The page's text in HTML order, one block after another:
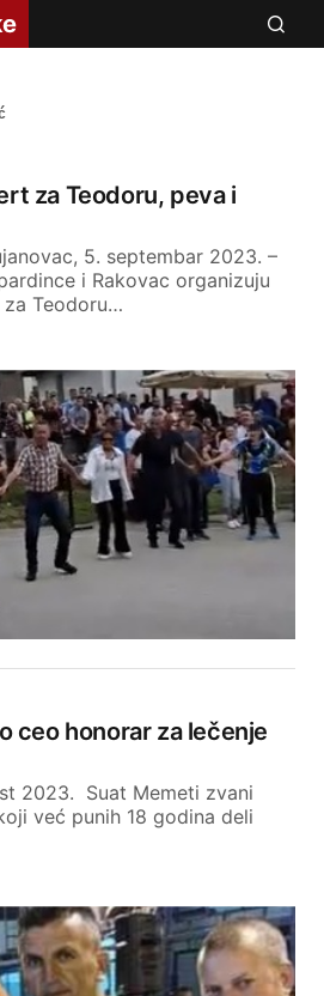
za Teodoru, peva i
5. septembar 2023. –
i Rakovac organizuju
Teodoru…
ceo honorar za lečenje
2023. Suat Memeti zvani
već punih 18 godina deli